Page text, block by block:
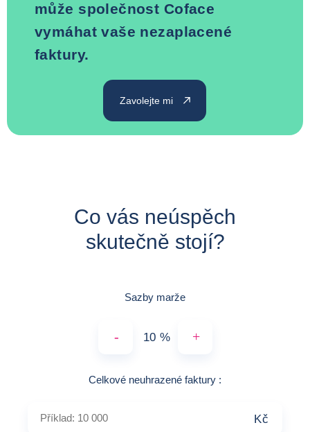
může společnost Coface
vymáhat vaše nezaplacené
faktury.
Zavolejte mi
Co vás neúspěch
skutečně stojí?
Sazby marže
- % +
Celkové neuhrazené faktury Příklad: 10 000
:
Kč